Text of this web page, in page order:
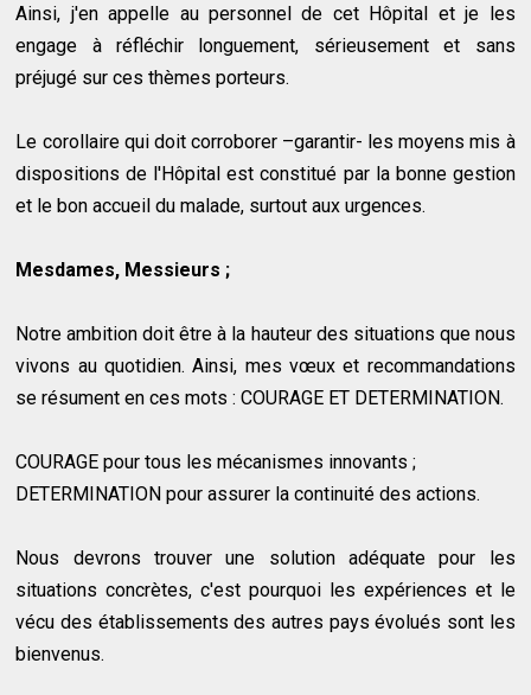
Ainsi, j'en appelle au personnel de cet Hôpital et je les
engage à réfléchir longuement, sérieusement et sans
préjugé sur ces thèmes porteurs.
Le corollaire qui doit corroborer –garantir- les moyens mis à
dispositions de l'Hôpital est constitué par la bonne gestion
et le bon accueil du malade, surtout aux urgences.
Mesdames, Messieurs ;
Notre ambition doit être à la hauteur des situations que nous
vivons au quotidien. Ainsi, mes vœux et recommandations
se résument en ces mots : COURAGE ET DETERMINATION.
COURAGE pour tous les mécanismes innovants ;
DETERMINATION pour assurer la continuité des actions.
Nous devrons trouver une solution adéquate pour les
situations concrètes, c'est pourquoi les expériences et le
vécu des établissements des autres pays évolués sont les
bienvenus.